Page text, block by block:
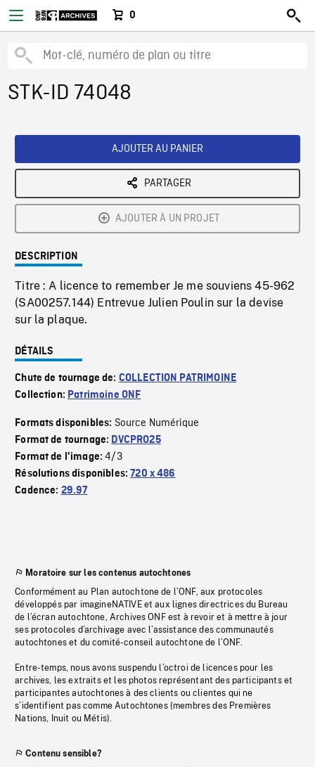
0
STK-ID 74048
AJOUTER AU PANIER
PARTAGER
AJOUTER À UN PROJET
DESCRIPTION
Titre : A licence to remember Je me souviens 45-962
(SA00257.144) Entrevue Julien Poulin sur la devise
sur la plaque.
DÉTAILS
Chute de tournage de: COLLECTION PATRIMOINE
Collection: Patrimoine ONF
Formats disponibles: Source Numérique
Format de tournage: DVCPRO25
Format de l'image:4/3
Résolutions disponibles:720 x 486
Cadence: 29.97
Moratoire sur les contenus autochtones
Conformément au Plan autochtone de l’ONF, aux protocoles
développés par imagineNATIVE et aux lignes directrices du Bureau
de l’écran autochtone, Archives ONF est à revoir et à mettre à jour
ses protocoles d’archivage avec l’assistance des communautés
autochtones et du comité-conseil autochtone de l’ONF.
Entre-temps, nous avons suspendu l’octroi de licences pour les
archives, les extraits et les photos représentant des participants et
participantes autochtones à des clients ou clientes qui ne
s’identifient pas comme Autochtones (membres des Premières
Nations, Inuit ou Métis).
Contenu sensible?